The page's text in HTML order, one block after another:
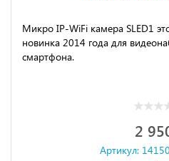
Микро IP-WiFi камера SLED1
новинка 2014 года для
смартфона.
2
Артикул: